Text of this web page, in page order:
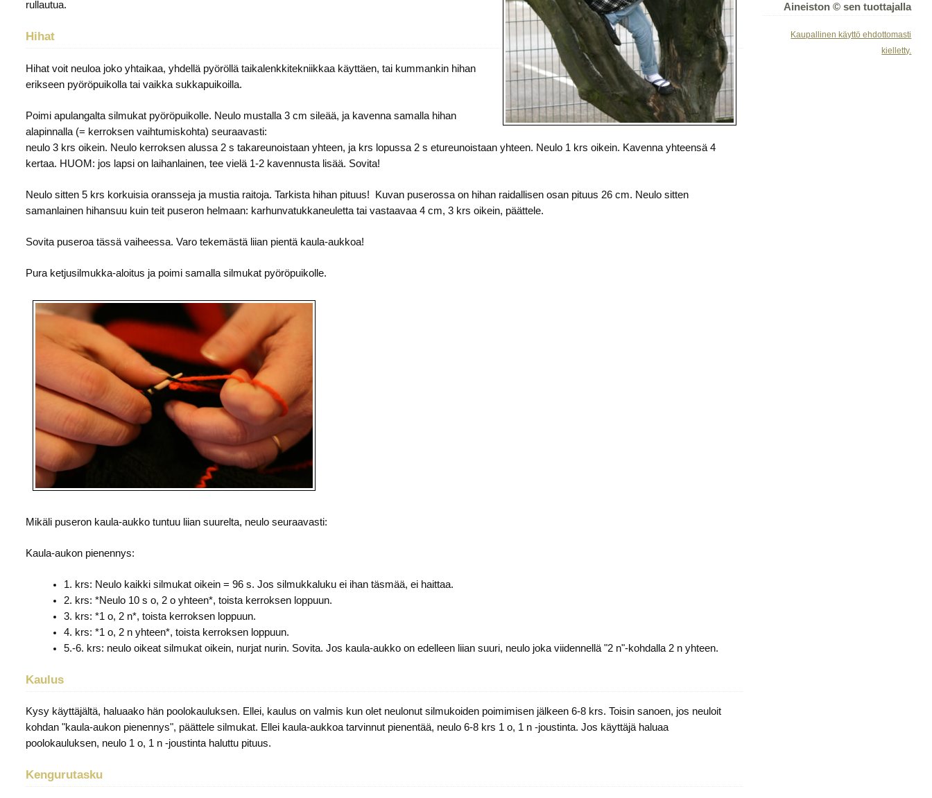
rullautua.
Hihat
Hihat voit neuloa joko yhtaikaa, yhdellä pyöröllä taikalenkkitekniikkaa käyttäen, tai kummankin hihan
erikseen pyöröpuikolla tai vaikka sukkapuikoilla.
Poimi apulangalta silmukat pyöröpuikolle. Neulo mustalla 3 cm sileää, ja kavenna samalla hihan
alapinnalla (= kerroksen vaihtumiskohta) seuraavasti:
neulo 3 krs oikein. Neulo kerroksen alussa 2 s takareunoistaan yhteen, ja krs lopussa 2 s etureunoistaan yhteen. Neulo 1 krs oikein. Kavenna yhteensä 4
kertaa. HUOM: jos lapsi on laihanlainen, tee vielä 1-2 kavennusta lisää. Sovita!
Neulo sitten 5 krs korkuisia oransseja ja mustia raitoja. Tarkista hihan pituus! Kuvan puserossa on hihan raidallisen osan pituus 26 cm. Neulo sitten
samanlainen hihansuu kuin teit puseron helmaan: karhunvatukkaneuletta tai vastaavaa 4 cm, 3 krs oikein, päättele.
Sovita puseroa tässä vaiheessa. Varo tekemästä liian pientä kaula-aukkoa!
Pura ketjusilmukka-aloitus ja poimi samalla silmukat pyöröpuikolle.
Mikäli puseron kaula-aukko tuntuu liian suurelta, neulo seuraavasti:
Kaula-aukon pienennys:
1. krs: Neulo kaikki silmukat oikein = 96 s. Jos silmukkaluku ei ihan täsmää, ei haittaa.
2. krs: *Neulo 10 s o, 2 o yhteen*, toista kerroksen loppuun.
3. krs: *1 o, 2 n*, toista kerroksen loppuun.
4. krs: *1 o, 2 n yhteen*, toista kerroksen loppuun.
5.-6. krs: neulo oikeat silmukat oikein, nurjat nurin. Sovita. Jos kaula-aukko on edelleen liian suuri, neulo joka viidennellä "2 n"-kohdalla 2 n yhteen.
Kaulus
Kysy käyttäjältä, haluaako hän poolokauluksen. Ellei, kaulus on valmis kun olet neulonut silmukoiden poimimisen jälkeen 6-8 krs. Toisin sanoen, jos neuloit
kohdan "kaula-aukon pienennys", päättele silmukat. Ellei kaula-aukkoa tarvinnut pienentää, neulo 6-8 krs 1 o, 1 n -joustinta. Jos käyttäjä haluaa
poolokauluksen, neulo 1 o, 1 n -joustinta haluttu pituus.
Kengurutasku
Aineiston © sen tuottajalla
Kaupallinen käyttö ehdottomasti
kielletty.